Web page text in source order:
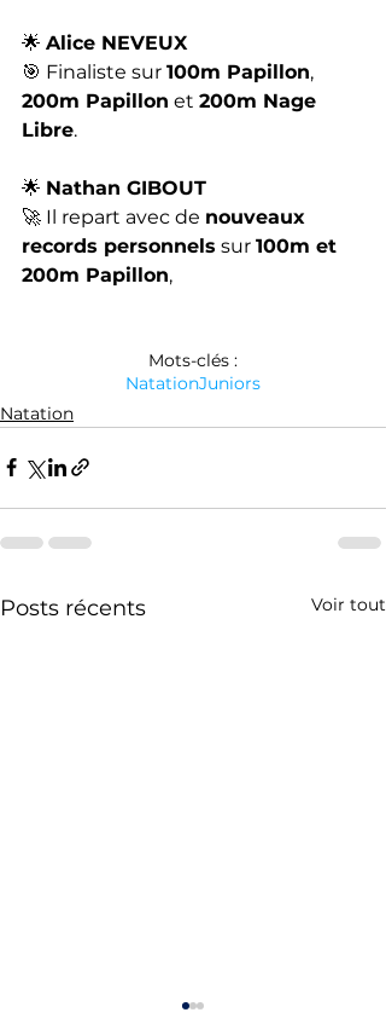
🌟 Alice NEVEUX
🎯 Finaliste sur 100m Papillon,
200m Papillon et 200m Nage
Libre.
🌟 Nathan GIBOUT
🚀 Il repart avec de nouveaux
records personnels sur 100m et
200m Papillon,
Mots-clés :
NatationJuniors
Natation
Posts récents Voir tout